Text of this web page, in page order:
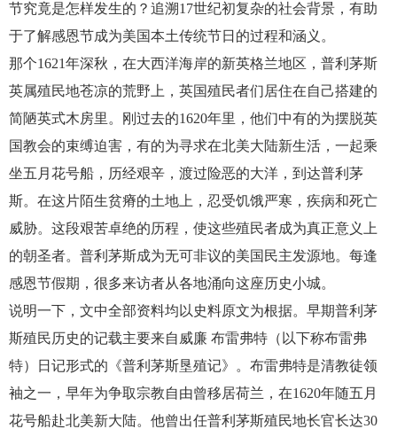
节究竟是怎样发生的？追溯17世纪初复杂的社会背景，有助
于了解感恩节成为美国本土传统节日的过程和涵义。
那个1621年深秋，在大西洋海岸的新英格兰地区，普利茅斯
英属殖民地苍凉的荒野上，英国殖民者们居住在自己搭建的
简陋英式木房里。刚过去的1620年里，他们中有的为摆脱英
国教会的束缚迫害，有的为寻求在北美大陆新生活，一起乘
坐五月花号船，历经艰辛，渡过险恶的大洋，到达普利茅
斯。在这片陌生贫瘠的土地上，忍受饥饿严寒，疾病和死亡
威胁。这段艰苦卓绝的历程，使这些殖民者成为真正意义上
的朝圣者。普利茅斯成为无可非议的美国民主发源地。每逢
感恩节假期，很多来访者从各地涌向这座历史小城。
说明一下，文中全部资料均以史料原文为根据。早期普利茅
斯殖民历史的记载主要来自威廉 布雷弗特（以下称布雷弗
特）日记形式的《普利茅斯垦殖记》。布雷弗特是清教徒领
袖之一，早年为争取宗教自由曾移居荷兰，在1620年随五月
花号船赴北美新大陆。他曾出任普利茅斯殖民地长官长达30